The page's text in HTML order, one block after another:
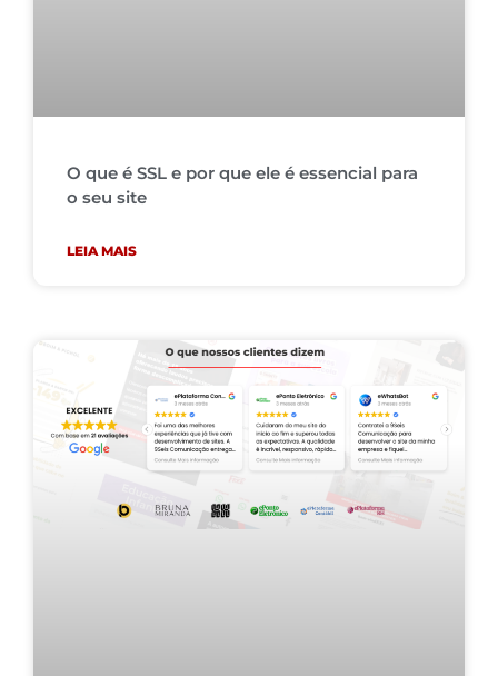
O que é SSL e por que ele é essencial para
o seu site
LEIA MAIS